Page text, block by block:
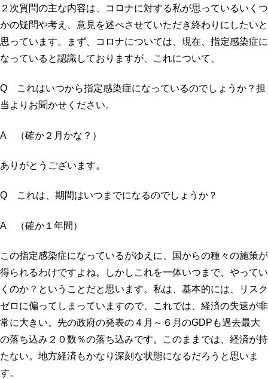
２次質問の主な内容は、コロナに対する私が思っているいくつ
かの疑問や考え、意見を述べさせていただき終わりにしたいと
思っています。まず、コロナについては、現在、指定感染症に
なっていると認識しておりますが、これについて、
Q これはいつから指定感染症になっているのでしょうか？担
当よりお聞かせください。
A （確か２月かな？）
ありがとうございます。
Q これは、期間はいつまでになるのでしょうか？
A （確か１年間）
この指定感染症になっているがゆえに、国からの種々の施策が
得られるわけですよね。しかしこれを一体いつまで、やってい
くのか？ということだと思います。私は、基本的には、リスク
ゼロに偏ってしまっていますので、これでは、経済の失速が非
常に大きい。先の政府の発表の４月～６月のGDPも過去最大
の落ち込み２０数％の落ち込みです。このままでは、経済が持
たない。地方経済もかなり深刻な状態になるだろうと思いま
す。